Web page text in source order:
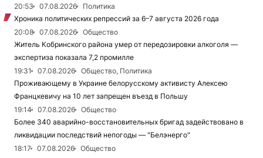
20:53
07.08.2026
Политика
Хроника политических репрессий за 6–7 августа 2026 года
20:08
07.08.2026
Общество
Житель Кобринского района умер от передозировки алкоголя —
экспертиза показала 7,2 промилле
19:31
07.08.2026
Общество, Политика
Проживающему в Украине белорусскому активисту Алексею
Францкевичу на 10 лет запрещен въезд в Польшу
19:14
07.08.2026
Общество
Более 340 аварийно-восстановительных бригад задействовано в
ликвидации последствий непогоды — "Белэнерго"
18:17
07.08.2026
Общество